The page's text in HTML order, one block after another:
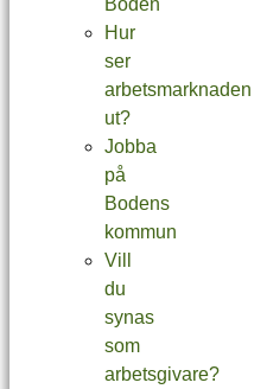
Boden
Hur
ser
arbetsmarknaden
ut?
Jobba
på
Bodens
kommun
Vill
du
synas
som
arbetsgivare?